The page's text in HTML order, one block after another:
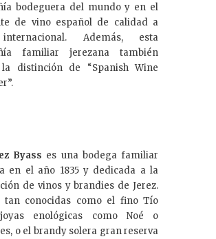
bodeguera del mundo y en el
de vino español de calidad a
Además, esta
familiar jerezana también
la distinción de “Spanish Wine
Byass es una bodega familiar
en el año 1835 y dedicada a la
de vinos y brandies de Jerez.
tan conocidas como el fino Tío
enológicas como Noé o
o el brandy solera gran reserva